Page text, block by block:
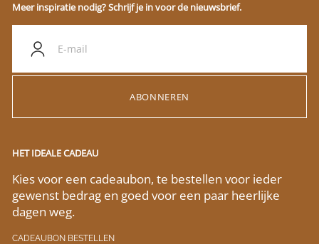
Meer inspiratie nodig? Schrijf je in voor de nieuwsbrief.
ABONNEREN
HET IDEALE CADEAU
Kies voor een cadeaubon, te bestellen voor ieder
gewenst bedrag en goed voor een paar heerlijke
dagen weg.
CADEAUBON BESTELLEN